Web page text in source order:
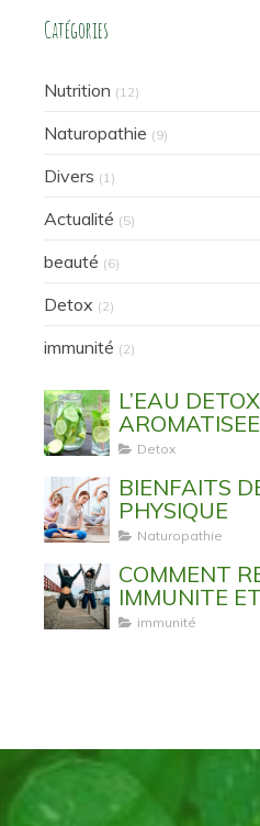
Catégories
Nutrition (12)
Naturopathie (9)
Divers (1)
Actualité (5)
beauté (6)
Detox (2)
immunité (2)
L’EAU
L’UTILE A
Detox
BIENFAITS
PHYSIQUE
Naturopathie
COMMENT
IMMUNITE
DES VIRUS
immunité